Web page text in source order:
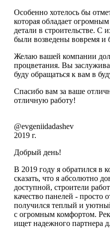
Особенно хотелось бы
которая обладает
детали в строительстве.
были возведены вовремя и
Желаю вашей компании
процветания. Вы
буду обращаться к вам в
Спасибо вам за ваше
отличную работу!
@evgeniidadashev
2019 г.
Добрый день!
В 2019 году я обратился в
сказать, что я абсолютно
доступной, строители
качество панелей - просто
получился теплый и
с огромным комфортом.
ищет надежного партнера